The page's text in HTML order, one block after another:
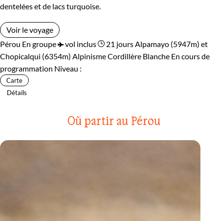
dentelées et de lacs turquoise.
Voir le voyage
Pérou En groupe vol inclus 21 jours Alpamayo (5947m) et
Chopicalqui (6354m) Alpinisme Cordillère Blanche En cours de
programmation Niveau :
Carte
Détails
Où partir au Pérou